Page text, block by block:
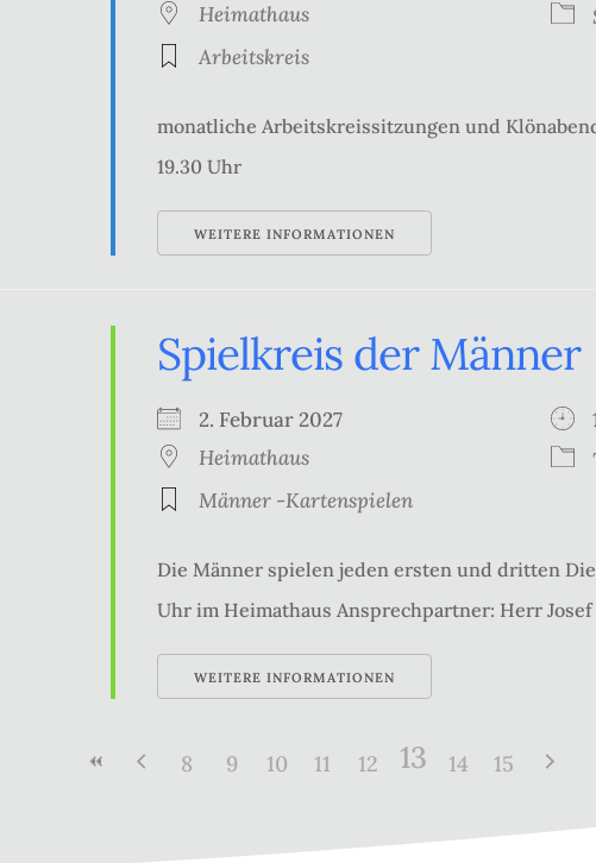
Heimathaus
Arbeitskreis
monatliche Arbeitskreissitzungen und
19.30 Uhr
WEITERE INFORMATIONEN
Spielkreis der Männer
2. Februar 2027
Heimathaus
Männer -Kartenspielen
Die Männer spielen jeden ersten und dritten
Uhr im Heimathaus Ansprechpartner: Herr Josef
WEITERE INFORMATIONEN
8 9 10 11 12 13 14 15